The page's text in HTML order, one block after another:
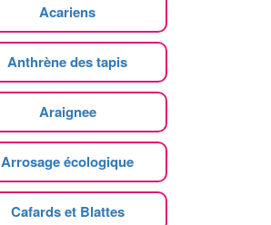
Acariens
Anthrène des tapis
Araignee
Arrosage écologique
Cafards et Blattes